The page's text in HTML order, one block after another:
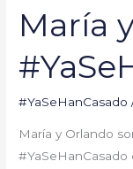
María
#YaSeHanCasado
María y Orlando